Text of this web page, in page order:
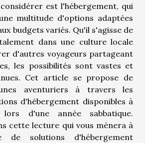
est l'hébergement, qui
multitude d'options adaptées
budgets variés. Qu'il s'agisse de
dans une culture locale
d'autres voyageurs partageant
les possibilités sont vastes et
Cet article se propose de
aventuriers à travers les
d'hébergement disponibles à
lors d'une année sabbatique.
cette lecture qui vous mènera à
de solutions d'hébergement